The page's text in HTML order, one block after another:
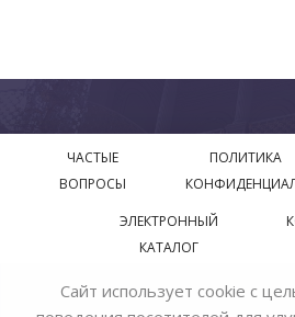
ЧАСТЫЕ
ВОПРОСЫ
ПОЛИТИКА
ЭЛЕКТРОННЫЙ
КАТАЛОГ
© 2018—2026 Официальный сайт
Сайт использует cookie с